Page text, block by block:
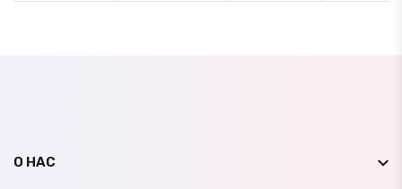
О НАС